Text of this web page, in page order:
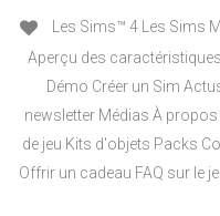
Les Sims™ 4 Les Sims
Aperçu des
Démo Créer un Sim
newsletter Médias À
de jeu Kits d'objets Packs
Offrir un cadeau FAQ sur le